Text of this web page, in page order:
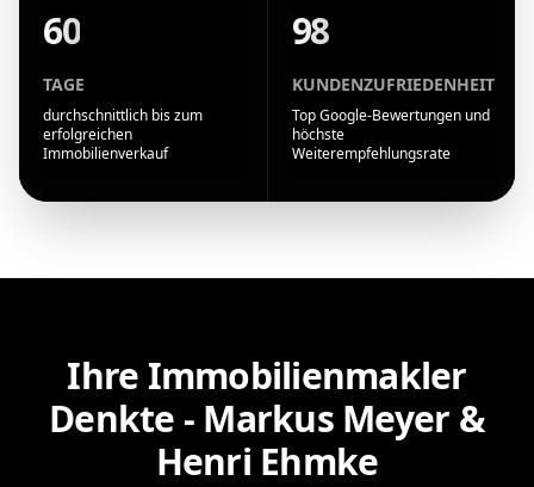
60
TAGE
durchschnittlich bis zum
erfolgreichen
Immobilienverkauf
98
KUNDENZUFRIEDENHEIT
Top Google-Bewertungen und
höchste
Weiterempfehlungsrate
Ihre Immobilienmakler
Denkte - Markus Meyer &
Henri Ehmke